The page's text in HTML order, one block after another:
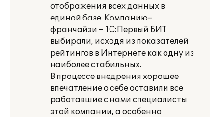
отображения всех данных в
единой базе. Компанию–
франчайзи – 1С:Первый БИТ
выбирали, исходя из показателей
рейтингов в Интернете как одну из
наиболее стабильных.
В процессе внедрения хорошее
впечатление о себе оставили все
работавшие с нами специалисты
этой компании, а особенно